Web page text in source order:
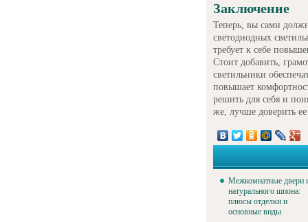
Заключение
Теперь, вы сами
светодиодных
требует к себе
Стоит добавить,
светильники
повышает
решить для себя и
же, лучше доверить
Межкомнатные двери
натурального шпона:
плюсы отделки и
основные виды